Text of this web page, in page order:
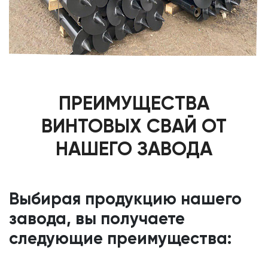
ПРЕИМУЩЕСТВА
ВИНТОВЫХ СВАЙ ОТ
НАШЕГО ЗАВОДА
Выбирая продукцию нашего
завода, вы получаете
следующие преимущества: